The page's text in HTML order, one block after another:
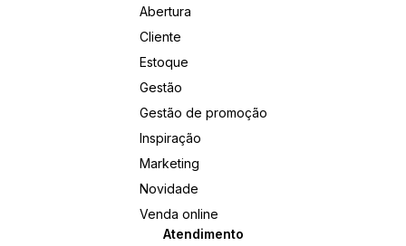
Abertura
Cliente
Estoque
Gestão
Gestão de promoção
Inspiração
Marketing
Novidade
Venda online
Atendimento